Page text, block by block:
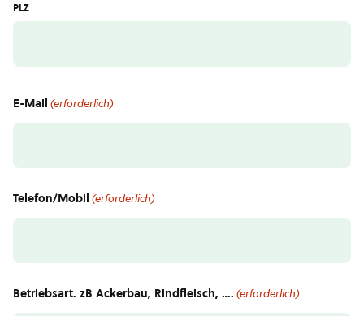
PLZ
E-Mail (erforderlich)
Telefon/Mobil (erforderlich)
Betriebsart. zB Ackerbau, Rindfleisch, …. (erforderlich)